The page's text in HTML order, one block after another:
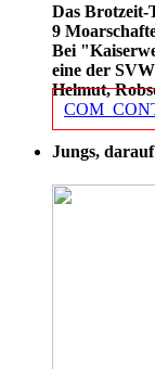
Das Brotzeit-
9
Bei
eine der
Helmut,
Jungs,